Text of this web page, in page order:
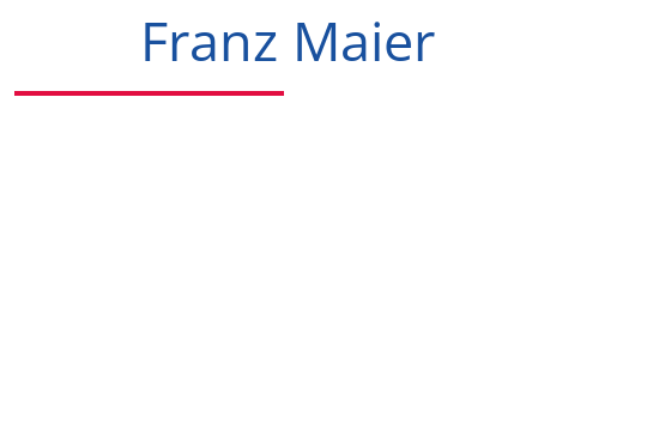
Franz Maier